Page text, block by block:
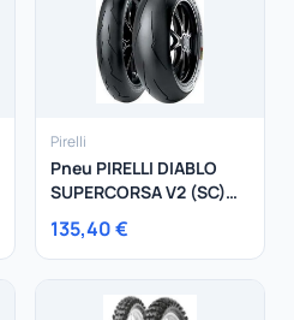
Pirelli
Pneu PIRELLI DIABLO
SUPERCORSA V2 (SC)
120/70R17 58 W
135,40 €